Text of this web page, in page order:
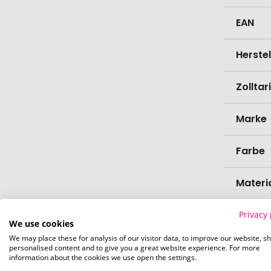
EAN
Marke
Farbe
Länge
Breite
Privacy
We use cookies
We may place these for analysis of our visitor data, to improve our website,
personalised content and to give you a great website experience. For more
information about the cookies we use open the settings.